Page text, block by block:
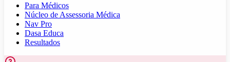
Para Médicos
Núcleo de Assessoria Médica
Nav Pro
Dasa Educa
Resultados